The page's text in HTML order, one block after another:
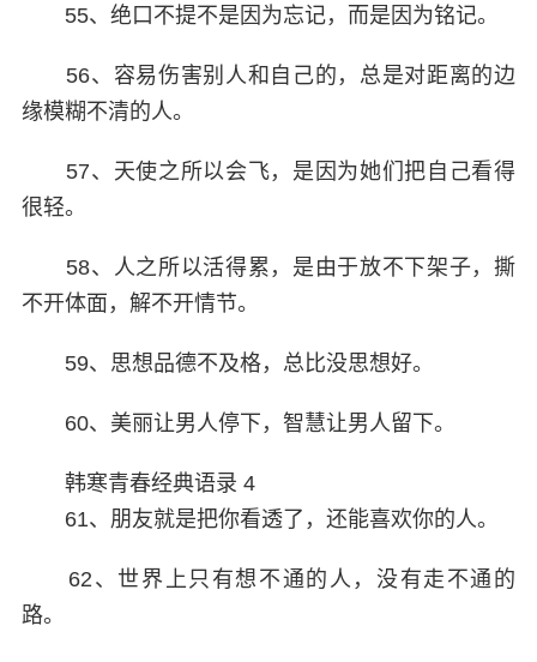
55、绝口不提不是因为忘记，而是因为铭记。
56、容易伤害别人和自己的，总是对距离的边
缘模糊不清的人。
57、天使之所以会飞，是因为她们把自己看得
很轻。
58、人之所以活得累，是由于放不下架子，撕
不开体面，解不开情节。
59、思想品德不及格，总比没思想好。
60、美丽让男人停下，智慧让男人留下。
韩寒青春经典语录 4
61、朋友就是把你看透了，还能喜欢你的人。
62、世界上只有想不通的人，没有走不通的
路。